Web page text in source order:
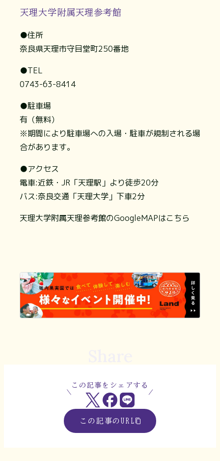
天理大学附属天理参考館
●住所
奈良県天理市守目堂町250番地
●TEL
0743-63-8414
●駐車場
有（無料）
※期間により駐車場への入場・駐車が規制される場
合があります。
●アクセス
電車:近鉄・JR「天理駅」より徒歩20分
バス:奈良交通「天理大学」下車2分
天理大学附属天理参考館のGoogleMAPはこちら
この記事をシェアする
この記事のURL